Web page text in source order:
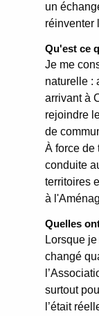
un
réinventer
Qu'est ce
Je me
naturelle :
arrivant à
rejoindre
de
À force de
conduite
territoires
à
Quelles
Lorsque
changé
surtout
l’était